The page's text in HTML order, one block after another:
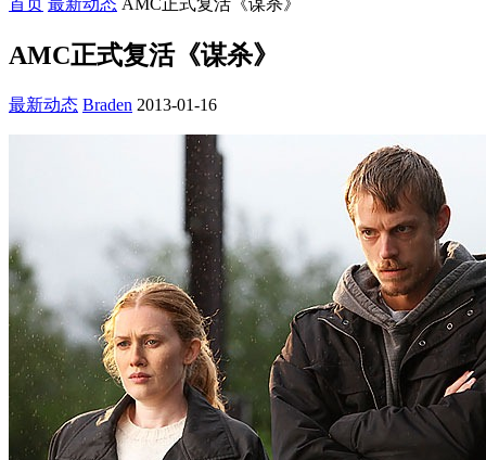
首页 最新动态 AMC正式复活《谋杀》
AMC正式复活《谋杀》
最新动态 Braden 2013-01-16